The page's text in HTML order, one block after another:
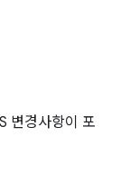
변경사항이 포